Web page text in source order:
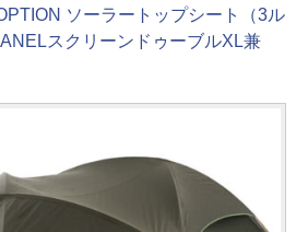
ソーラートップシート（3ル
スクリーンドゥーブルXL兼